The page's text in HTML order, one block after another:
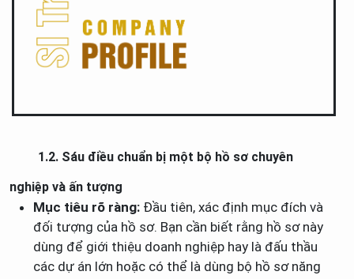
1.2. Sáu điều chuẩn bị một bộ hồ sơ chuyên
nghiệp và ấn tượng
Mục tiêu rõ ràng: Đầu tiên, xác định mục đích và
đối tượng của hồ sơ. Bạn cần biết rằng hồ sơ này
dùng để giới thiệu doanh nghiệp hay là đấu thầu
các dự án lớn hoặc có thể là dùng bộ hồ sơ năng